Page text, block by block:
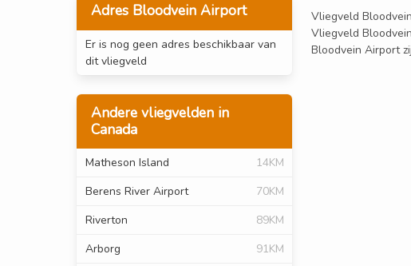
Adres Bloodvein Airport
Er is nog geen adres beschikbaar van
dit vliegveld
Andere vliegvelden in
Canada
Matheson Island
14KM
Berens River Airport
70KM
Riverton
89KM
Arborg
91KM
Vliegveld
Vliegveld
Bloodvein Airport